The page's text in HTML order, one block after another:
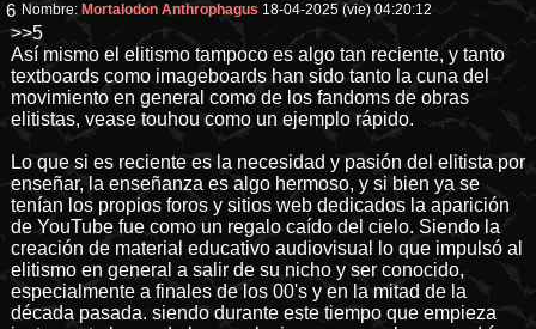
6 Nombre: Mortalodon Anthrophagus 18-04-2025 (vie) 04:20:12
>>5
Así mismo el elitismo tampoco es algo tan reciente, y tanto
textboards como imageboards han sido tanto la cuna del
movimiento en general como de los fandoms de obras
elitistas, vease touhou como un ejemplo rápido.
Lo que si es reciente es la necesidad y pasión del elitista por
enseñar, la enseñanza es algo hermoso, y si bien ya se
tenían los propios foros y sitios web dedicados la aparición
de YouTube fue como un regalo caído del cielo. Siendo la
creación de material educativo audiovisual lo que impulsó al
elitismo en general a salir de su nicho y ser conocido,
especialmente a finales de los 00's y en la mitad de la
década pasada. siendo durante este tiempo que empieza